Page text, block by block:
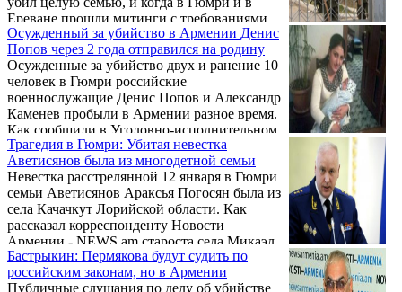
Ереване прошли митинги с требованиями
вернуть убийцу Армении - многие
российские армяне отреагировали крайне
непонятно, постыдно, и я бы сказал
безнравственно!
Осужденный за убийство в Армении Денис
Попов через 2 года отправился на родину
Осужденные за убийство двух и ранение 10
человек в Гюмри российские
военнослужащие Денис Попов и Александр
Каменев пробыли в Армении разное время.
Как сообщили в Уголовно-исполнительном
управлении Министерства юстиции
Армении в ответ на запрос Новости
Армении - NEWS.am, Попов пробыл в
республике 2 года, Каменев 11 лет.
Трагедия в Гюмри: Убитая невестка
Аветисянов была из многодетной семьи
Невестка расстрелянной 12 января в Гюмри
семьи Аветисянов Араксья Погосян была из
села Качачкут Лорийской области. Как
рассказал корреспонденту Новости
Армении - NEWS.am староста села Микаэл
Тамазян, семья многодетная – три брата и
сестры-близнецы. После окончания школы
Бастрыкин: Пермякова будут судить по
российским законам, но в Армении
Публичные слушания по делу об убийстве